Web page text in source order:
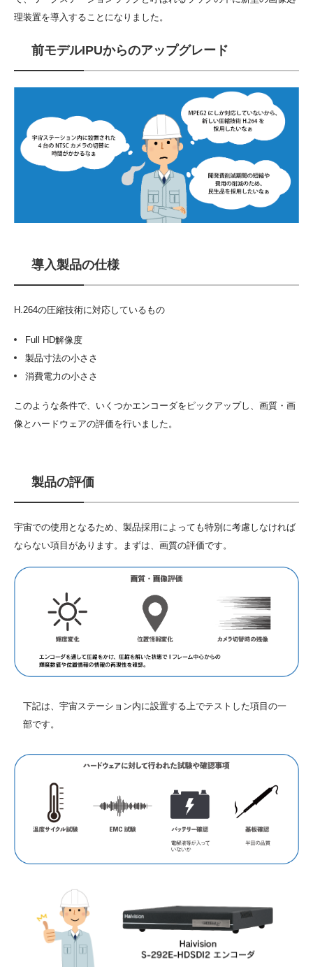
理装置を導入することになりました。
前モデルIPUからのアップグレード
導入製品の仕様
H.264の圧縮技術に対応しているもの
Full HD解像度
製品寸法の小ささ
消費電力の小ささ
このような条件で、いくつかエンコーダをピックアップし、画質・画
像とハードウェアの評価を行いました。
製品の評価
宇宙での使用となるため、製品採用によっても特別に考慮しなければ
ならない項目があります。まずは、画質の評価です。
下記は、宇宙ステーション内に設置する上でテストした項目の一
部です。